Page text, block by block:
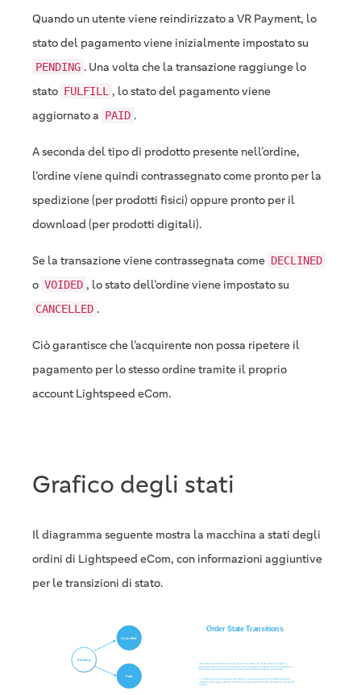
Quando un utente viene reindirizzato a VR Payment, lo
stato del pagamento viene inizialmente impostato su
PENDING . Una volta che la transazione raggiunge lo
stato FULFILL
, lo stato del pagamento viene
aggiornato a PAID .
A seconda del tipo di prodotto presente nell’ordine,
l’ordine viene quindi contrassegnato come pronto per la
spedizione (per prodotti fisici) oppure pronto per il
download (per prodotti digitali).
Se la transazione viene contrassegnata come DECLINED
o VOIDED , lo stato dell’ordine viene impostato su
CANCELLED .
Ciò garantisce che l’acquirente non possa ripetere il
pagamento per lo stesso ordine tramite il proprio
account Lightspeed eCom.
Grafico degli stati
Il diagramma seguente mostra la macchina a stati degli
ordini di Lightspeed eCom, con informazioni aggiuntive
per le transizioni di stato.